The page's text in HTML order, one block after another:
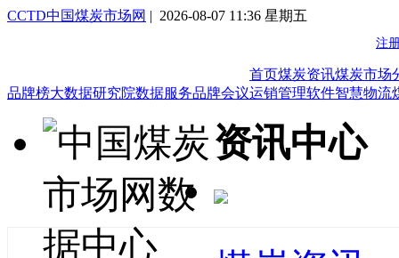
CCTD中国煤炭市场网 | 2026-08-07 11:36 星期五
首页煤炭资讯煤炭市场
品牌榜大数据研究院数据服务品牌会议运销管理软件智慧物流
资讯中心